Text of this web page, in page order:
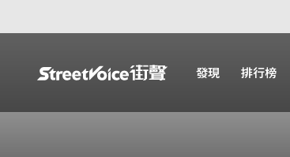
發現 排行榜